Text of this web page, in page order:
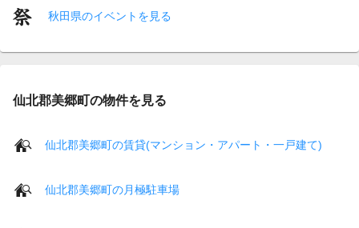
秋田県のイベントを見る
仙北郡美郷町の物件を見る
仙北郡美郷町の賃貸(マンション・アパート・一戸建て)
仙北郡美郷町の月極駐車場